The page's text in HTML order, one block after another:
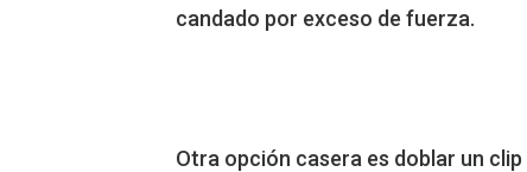
candado por exceso de fuerza.
Otra opción casera es doblar un